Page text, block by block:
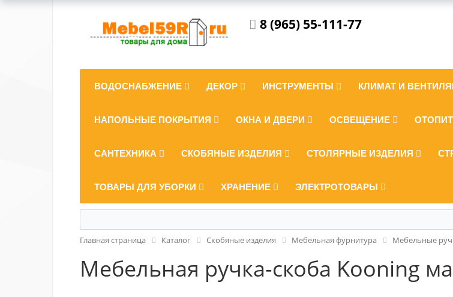
8 (965) 55-111-77
ВОДОСНАБЖЕНИЕ ДЕКОР ИНСТРУМЕНТЫ КЛИМАТ И
НАПОЛЬНЫЕ ПОКРЫТИЯ ОКНА И ДВЕРИ ОСВЕЩЕНИЕ
САНТЕХНИКА СКОБЯНЫЕ ИЗДЕЛИЯ СТОЛЯРНЫЕ ИЗДЕЛИЯ
ТОВАРЫ ДЛЯ УБОРКИ ХРАНЕНИЕ ЭЛЕКТРОТОВАРЫ
Главная страница Каталог Скобяные изделия Мебельная фурнитура Мебельные
Мебельная ручка-скоба Kooning